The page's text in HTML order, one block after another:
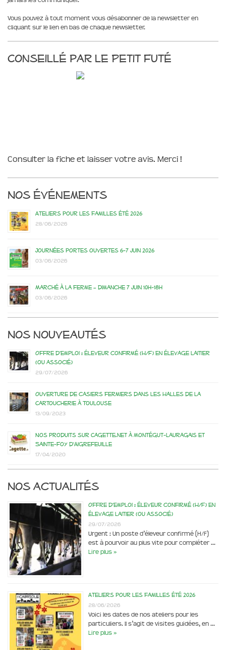
Vous pouvez à tout moment vous désabonner de la newsletter en
cliquant sur le lien en bas de chaque newsletter.
Conseillé par le Petit Futé
Consulter la fiche et laisser votre avis. Merci !
Nos événements
Ateliers pour les familles été 2026
28/06/2026
Journées portes ouvertes 6-7 juin 2026
03/06/2026
Marché à la ferme – dimanche 7 juin 10h-18h
03/06/2026
Nos nouveautés
Offre d’emploi : éleveur confirmé (H/F) en élevage laitier
(ou associé)
29/07/2026
Ouverture de casiers fermiers dans les Halles de la
Cartoucherie à Toulouse
13/09/2023
Nos produits sur Cagette.net à Montégut-Lauragais et
Sainte-Foy d’Aigrefeuille
17/04/2020
Nos actualités
Offre d’emploi : éleveur confirmé (H/F) en
élevage laitier (ou associé)
29/07/2026
Urgent : Un poste d’éleveur confirmé (H/F)
est à pourvoir au plus vite pour compléter …
Lire plus »
Ateliers pour les familles été 2026
28/06/2026
Voici les dates de nos ateliers pour les
particuliers. Il s’agit de visites guidées, en …
Lire plus »